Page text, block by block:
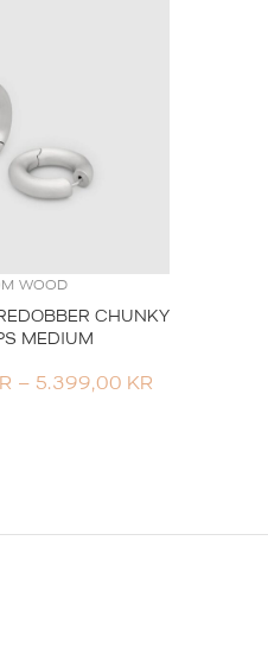
WOOD
CHUNKY
MEDIUM
– 5.399,00 KR